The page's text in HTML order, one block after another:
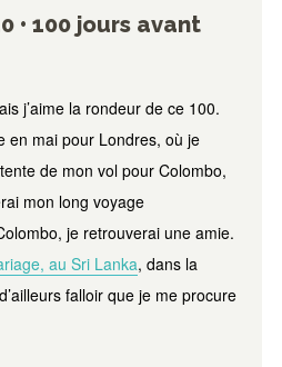
• 100 jours avant
j’aime la rondeur de ce 100.
en mai pour Londres, où je
de mon vol pour Colombo,
mon long voyage
je retrouverai une amie.
au Sri Lanka, dans la
falloir que je me procure